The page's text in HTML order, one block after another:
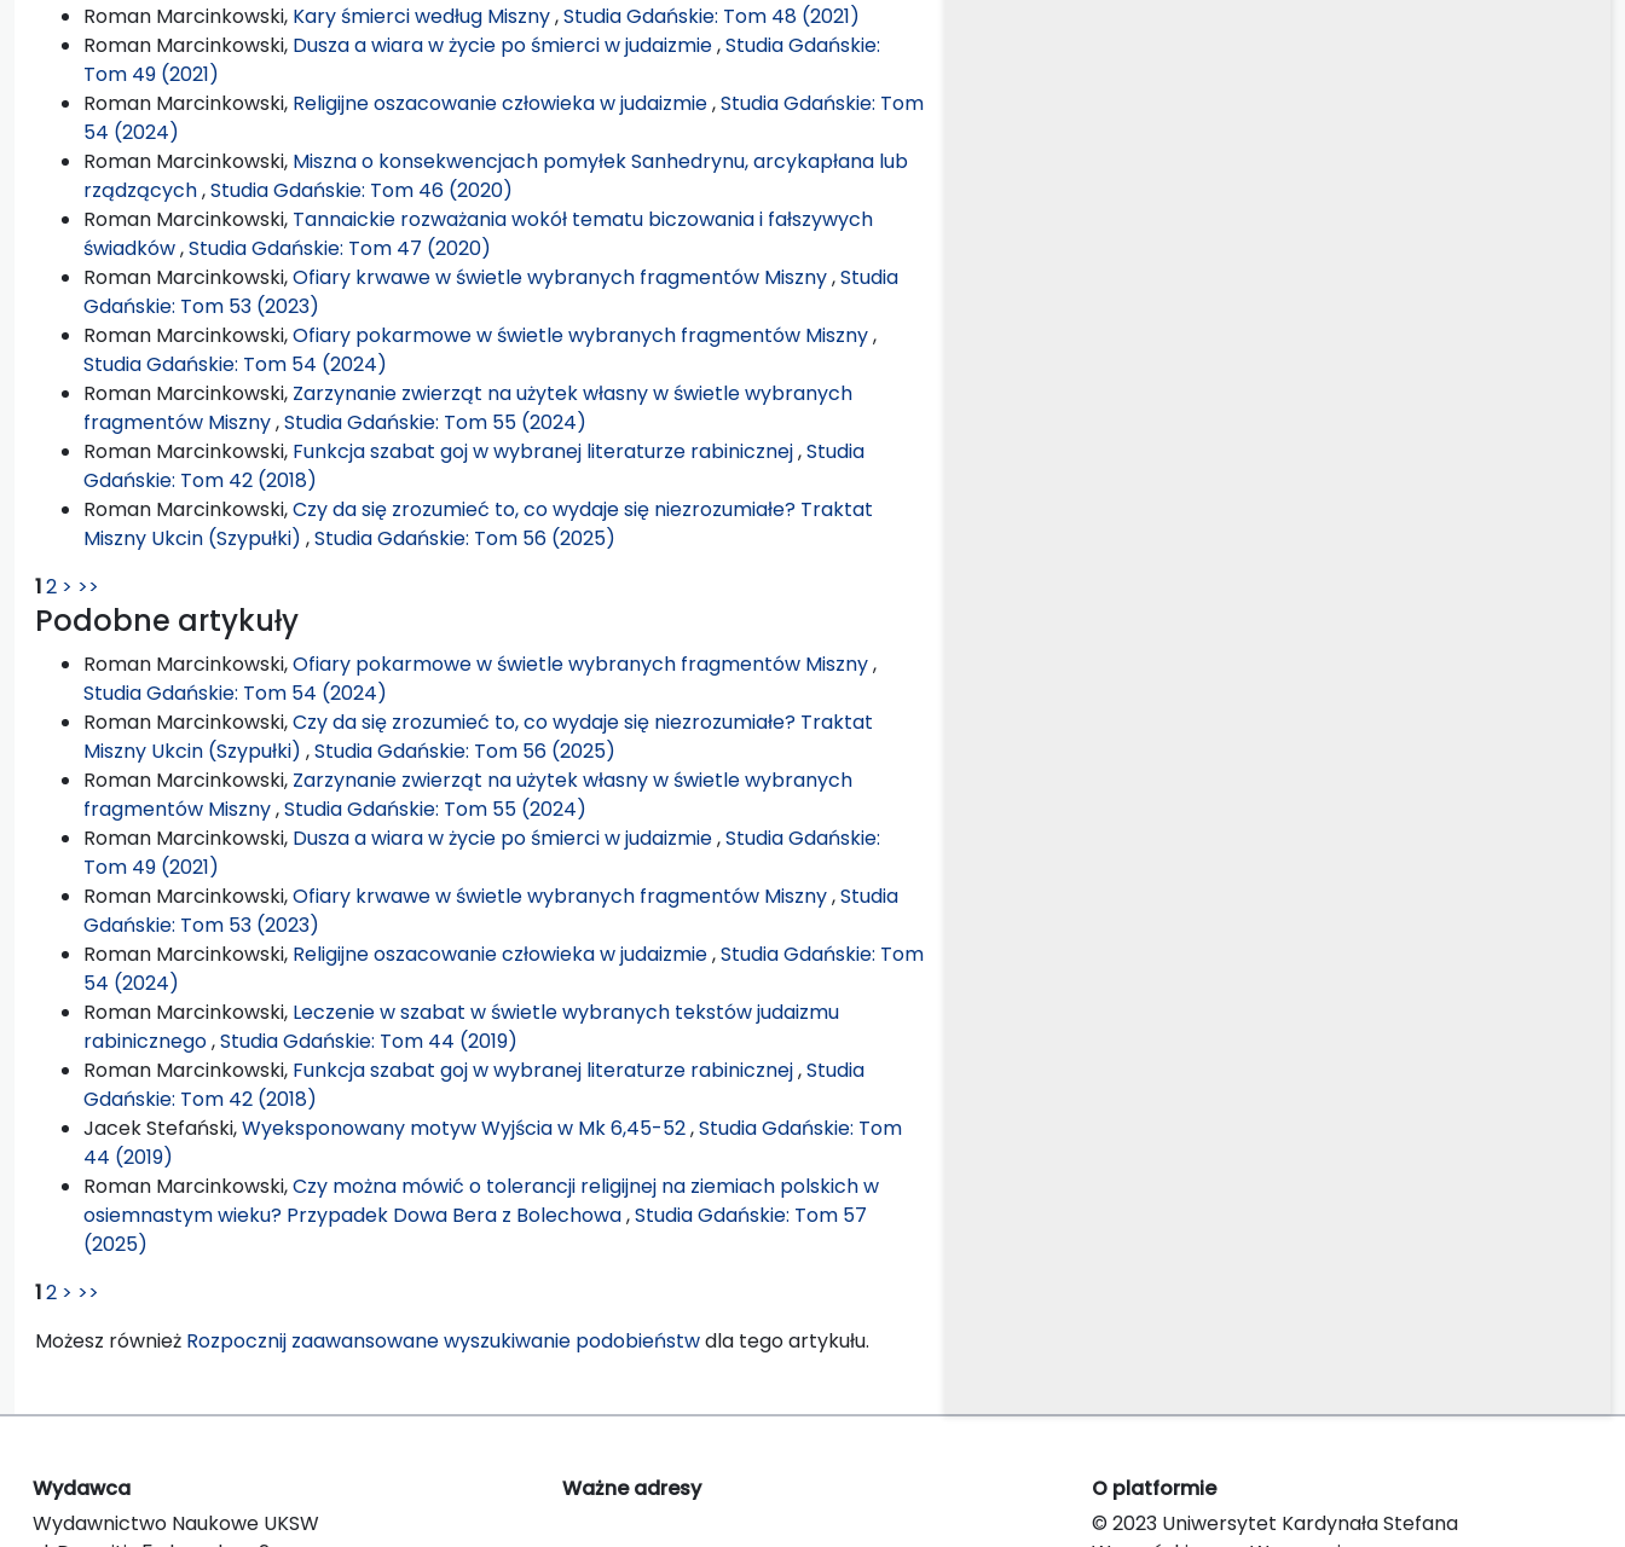
Roman Marcinkowski, Kary śmierci według Miszny,Studia Gdańskie: Tom 48 (2021)
Roman Marcinkowski, Dusza a wiara w życie po śmierci w judaizmie,Studia Gdańskie:
Tom 49 (2021)
Roman Marcinkowski, Religijne oszacowanie człowieka w judaizmie,Studia Gdańskie: Tom
54 (2024)
Roman Marcinkowski, Miszna o konsekwencjach pomyłek Sanhedrynu, arcykapłana lub
rządzących,Studia Gdańskie: Tom 46 (2020)
Roman Marcinkowski, Tannaickie rozważania wokół tematu biczowania i fałszywych
świadków,Studia Gdańskie: Tom 47 (2020)
Roman Marcinkowski,Ofiary krwawe w świetle wybranych fragmentów Miszny,Studia
Gdańskie: Tom 53 (2023)
Roman Marcinkowski,Ofiary pokarmowe w świetle wybranych fragmentów Miszny,
Studia Gdańskie: Tom 54 (2024)
Roman Marcinkowski, Zarzynanie zwierząt na użytek własny w świetle wybranych
fragmentów Miszny,Studia Gdańskie: Tom 55 (2024)
Roman Marcinkowski, Funkcja szabat goj w wybranej literaturze rabinicznej,Studia
Gdańskie: Tom 42 (2018)
Roman Marcinkowski,Czy da się zrozumieć to, co wydaje się niezrozumiałe? Traktat
Miszny Ukcin (Szypułki) ,Studia Gdańskie: Tom 56 (2025)
12 > >>
Podobne artykuły
Roman Marcinkowski,Ofiary pokarmowe w świetle wybranych fragmentów Miszny,
Studia Gdańskie: Tom 54 (2024)
Roman Marcinkowski,Czy da się zrozumieć to, co wydaje się niezrozumiałe? Traktat
Miszny Ukcin (Szypułki) ,Studia Gdańskie: Tom 56 (2025)
Roman Marcinkowski, Zarzynanie zwierząt na użytek własny w świetle wybranych
fragmentów Miszny,Studia Gdańskie: Tom 55 (2024)
Roman Marcinkowski, Dusza a wiara w życie po śmierci w judaizmie,Studia Gdańskie:
Tom 49 (2021)
Roman Marcinkowski,Ofiary krwawe w świetle wybranych fragmentów Miszny,Studia
Gdańskie: Tom 53 (2023)
Roman Marcinkowski, Religijne oszacowanie człowieka w judaizmie,Studia Gdańskie: Tom
54 (2024)
Roman Marcinkowski, Leczenie w szabat w świetle wybranych tekstów judaizmu
rabinicznego,Studia Gdańskie: Tom 44 (2019)
Roman Marcinkowski, Funkcja szabat goj w wybranej literaturze rabinicznej,Studia
Gdańskie: Tom 42 (2018)
Jacek Stefański,Wyeksponowany motyw Wyjścia w Mk 6,45-52,Studia Gdańskie: Tom
44 (2019)
Roman Marcinkowski,Czy można mówić o tolerancji religijnej na ziemiach polskich w
osiemnastym wieku? Przypadek Dowa Bera z Bolechowa,Studia Gdańskie: Tom 57
(2025)
12 > >>
Możesz również Rozpocznij zaawansowane wyszukiwanie podobieństwdla tego artykułu.
Wydawca
Wydawnictwo Naukowe UKSW
Ważne adresy
O platformie
© 2023 Uniwersytet Kardynała Stefana